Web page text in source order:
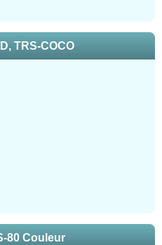
TRS-COCO
80 Couleur